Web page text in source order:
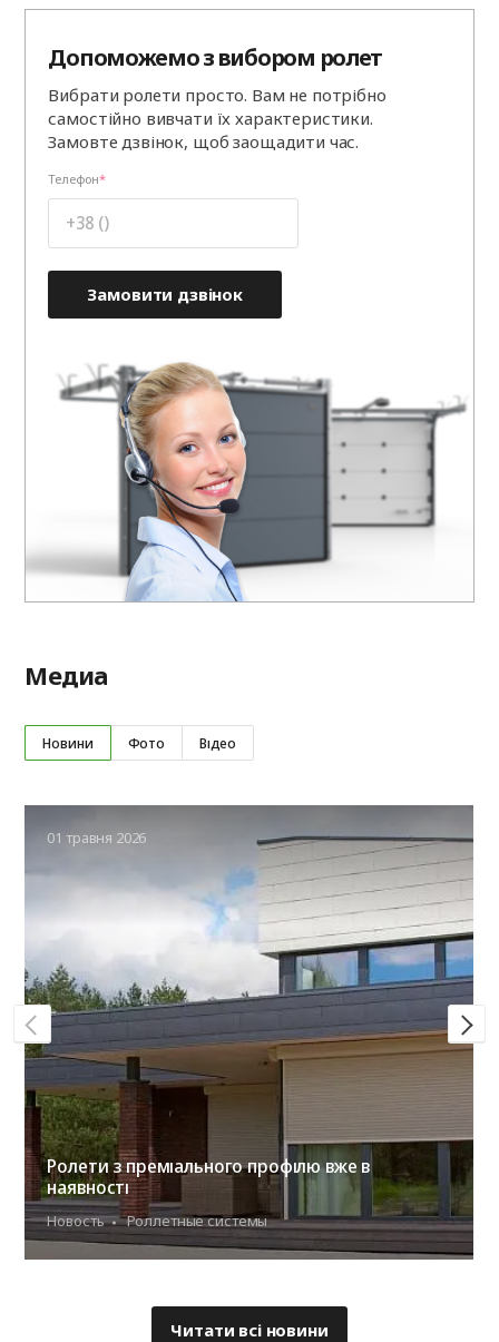
Допоможемо з вибором ролет
Вибрати ролети просто. Вам не потрібно
самостійно вивчати їх характеристики.
Замовте дзвінок, щоб заощадити час.
Телефон
Замовити дзвінок
Медиа
Новини Фото Відео
01 травня 2026
Ролети з преміального профілю вже в
наявності
Новость Роллетные системы
Читати всі новини